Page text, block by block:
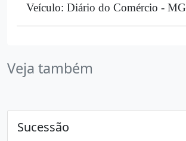
Veículo: Diário do Comércio - MG
Veja também
Sucessão